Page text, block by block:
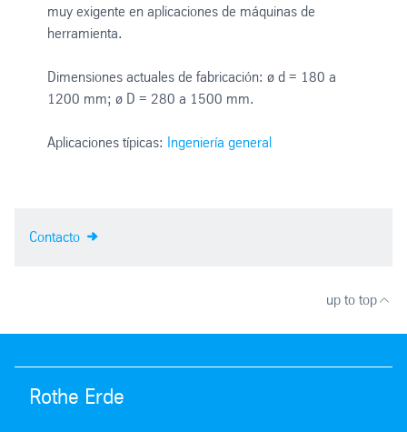
muy exigente en aplicaciones de máquinas de
herramienta.
Dimensiones actuales de fabricación: ø d = 180 a
1200 mm; ø D = 280 a 1500 mm.
Aplicaciones típicas: Ingeniería general
Contacto
up to top
Rothe Erde